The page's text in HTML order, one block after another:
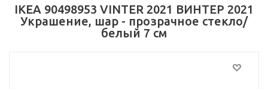
IKEA 90498953 VINTER 2021 ВИНТЕР 2021
Украшение, шар - прозрачное стекло/
белый 7 см